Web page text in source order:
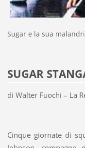
Sugar e la sua
SUGAR
di Walter Fuochi – La
Cinque giornate di